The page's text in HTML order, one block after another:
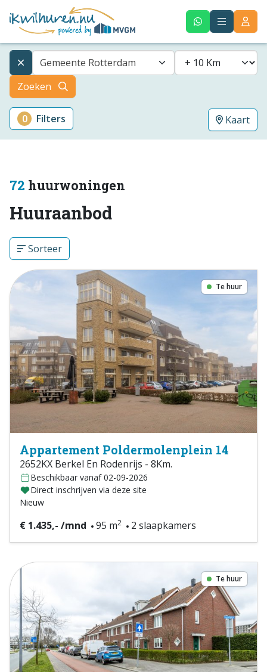
Gemeente Rotterdam
Zoeken
0 Filters Kaart
72 huurwoningen
Huuraanbod
Sorteer
Te huur
Appartement Poldermolenplein 14
2652KX Berkel En Rodenrijs - 8Km.
Beschikbaar vanaf 02-09-2026
Direct inschrijven via deze site
Nieuw
€ 1.435,- /mnd 95 m2 2 slaapkamers
Te huur